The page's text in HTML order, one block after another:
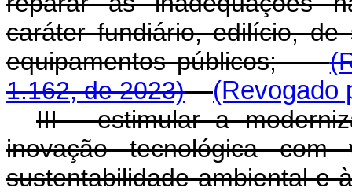
caráter fundiário, edilício,
equipamentos públicos;
1.162, de 2023)
(Revogado
III - estimular a
inovação tecnológica
sustentabilidade ambiental e